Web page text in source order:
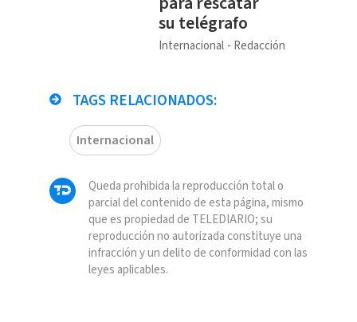
su telégrafo
Internacional Redacción
TAGS RELACIONADOS:
Internacional
Queda prohibida la reproducción total o
parcial del contenido de esta página, mismo
que es propiedad de TELEDIARIO; su
reproducción no autorizada constituye una
infracción y un delito de conformidad con las
leyes aplicables.